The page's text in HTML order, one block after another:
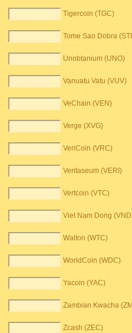
Tigercoin (TGC)
Tome Sao Dobra
Unobtanium (UNO)
Vanuatu Vatu (VUV)
VeChain (VEN)
Verge (XVG)
VeriCoin (VRC)
Veritaseum (VERI)
Vertcoin (VTC)
Viet Nam Dong
Walton (WTC)
WorldCoin (WDC)
Yacoin (YAC)
Zambian Kwacha
Zcash (ZEC)